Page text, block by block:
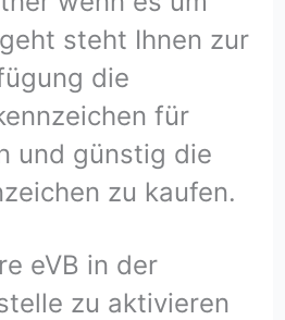
steht Ihnen zur
die
für
und günstig die
zu kaufen.
eVB in der
zu aktivieren